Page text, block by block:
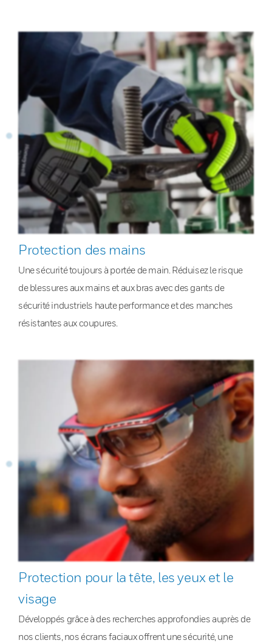
Protection des mains
Une sécurité toujours à portée de main. Réduisez le risque
de blessures aux mains et aux bras avec des gants de
sécurité industriels haute performance et des manches
résistantes aux coupures.
Protection pour la tête, les yeux et le
visage
Développés grâce à des recherches approfondies auprès de
nos clients, nos écrans faciaux offrent une sécurité, une